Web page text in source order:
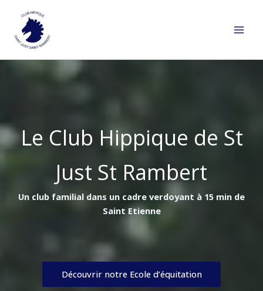
contenu
Le Club Hippique de St
Just St Rambert
Un club familial dans un cadre verdoyant à 15 min de
Saint Etienne
Découvrir notre Ecole d’équitation